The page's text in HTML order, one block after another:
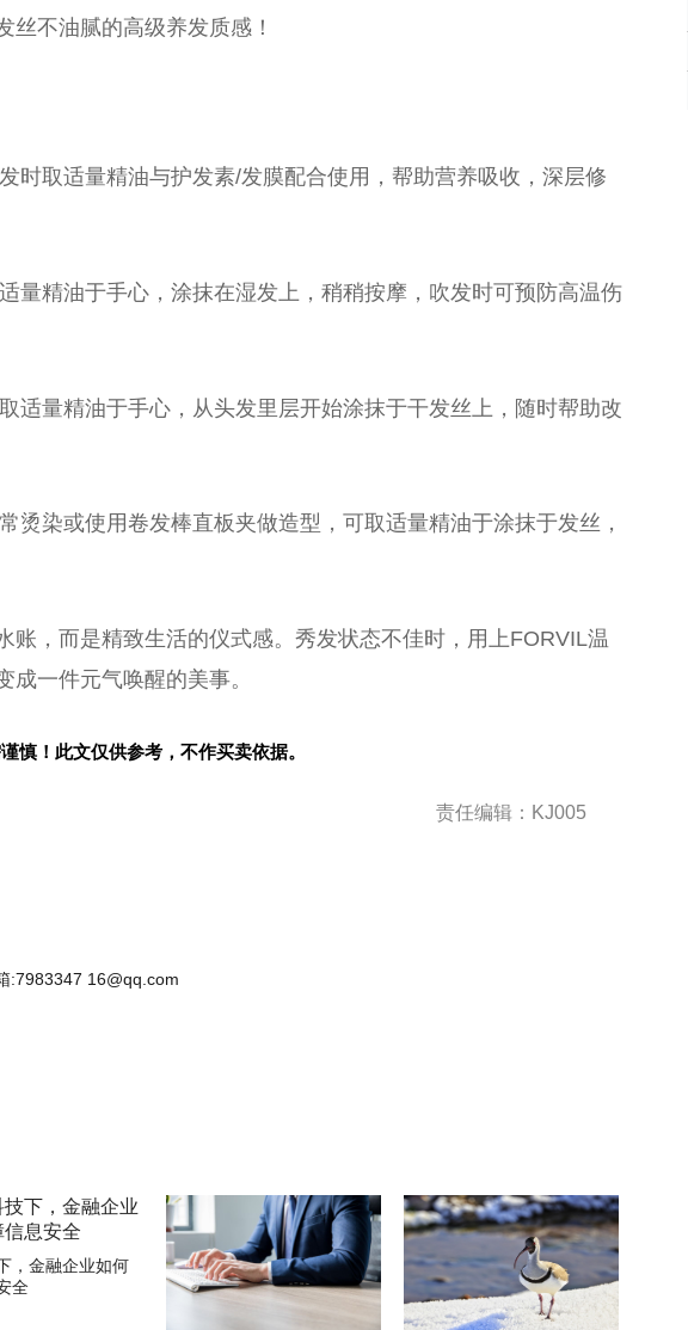
丝不油腻的高级养发质感！
时取适量精油与护发素/发膜配合使用，帮助营养吸收，深层修
量精油于手心，涂抹在湿发上，稍稍按摩，吹发时可预防高温伤
适量精油于手心，从头发里层开始涂抹于干发丝上，随时帮助改
烫染或使用卷发棒直板夹做造型，可取适量精油于涂抹于发丝，
账，而是精致生活的仪式感。秀发状态不佳时，用上FORVIL温
一件元气唤醒的美事。
慎！此文仅供参考，不作买卖依据。
责任编辑：KJ005
:7983347 16@qq.com
，金融企业如何
全